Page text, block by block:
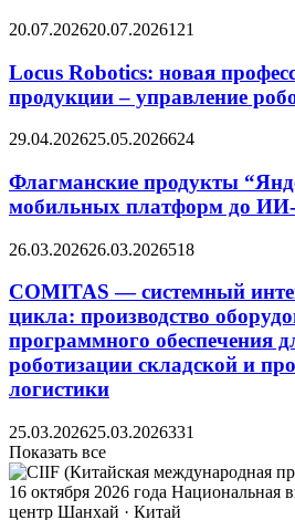
20.07.202620.07.2026121
Locus Robotics: новая
продукции – управление
29.04.202625.05.2026624
Флагманские продукты
мобильных платформ до
26.03.202626.03.2026518
COMITAS — системный
цикла: производство
программного обеспечения
роботизации складской и
логистики
25.03.202625.03.2026331
Показать все